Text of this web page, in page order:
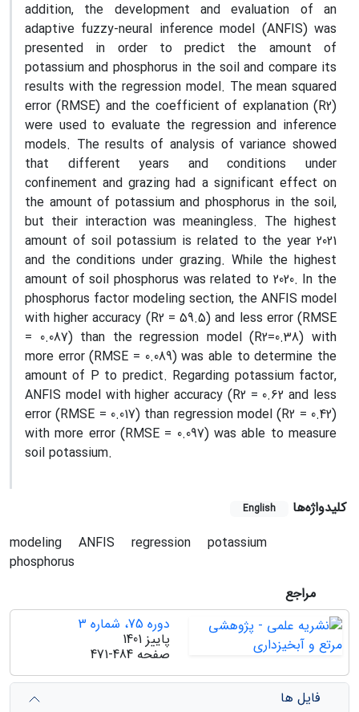
addition, the development and evaluation of an
adaptive fuzzy-neural inference model (ANFIS) was
presented in order to predict the amount of
potassium and phosphorus in the soil and compare its
results with the regression model. The mean squared
error (RMSE) and the coefficient of explanation (R2)
were used to evaluate the regression and inference
models. The results of analysis of variance showed
that different years and conditions under
confinement and grazing had a significant effect on
the amount of potassium and phosphorus in the soil,
but their interaction was meaningless. The highest
amount of soil potassium is related to the year 2021
and the conditions under grazing. While the highest
amount of soil phosphorus was related to 2020. In the
phosphorus factor modeling section, the ANFIS model
with higher accuracy (R2 = 59.5) and less error (RMSE
= 0.087) than the regression model (R2=0.38) with
more error (RMSE = 0.089) was able to determine the
amount of P to predict. Regarding potassium factor,
ANFIS model with higher accuracy (R2 = 0.62 and less
error (RMSE = 0.017) than regression model (R2 = 0.42)
with more error (RMSE = 0.097) was able to measure
soil potassium.
کلیدواژه‌ها English
modeling ANFIS regression
potassium
phosphorus
مراجع
دوره 75، شماره 3
پاییز 1401
صفحه 471-484
فایل ها